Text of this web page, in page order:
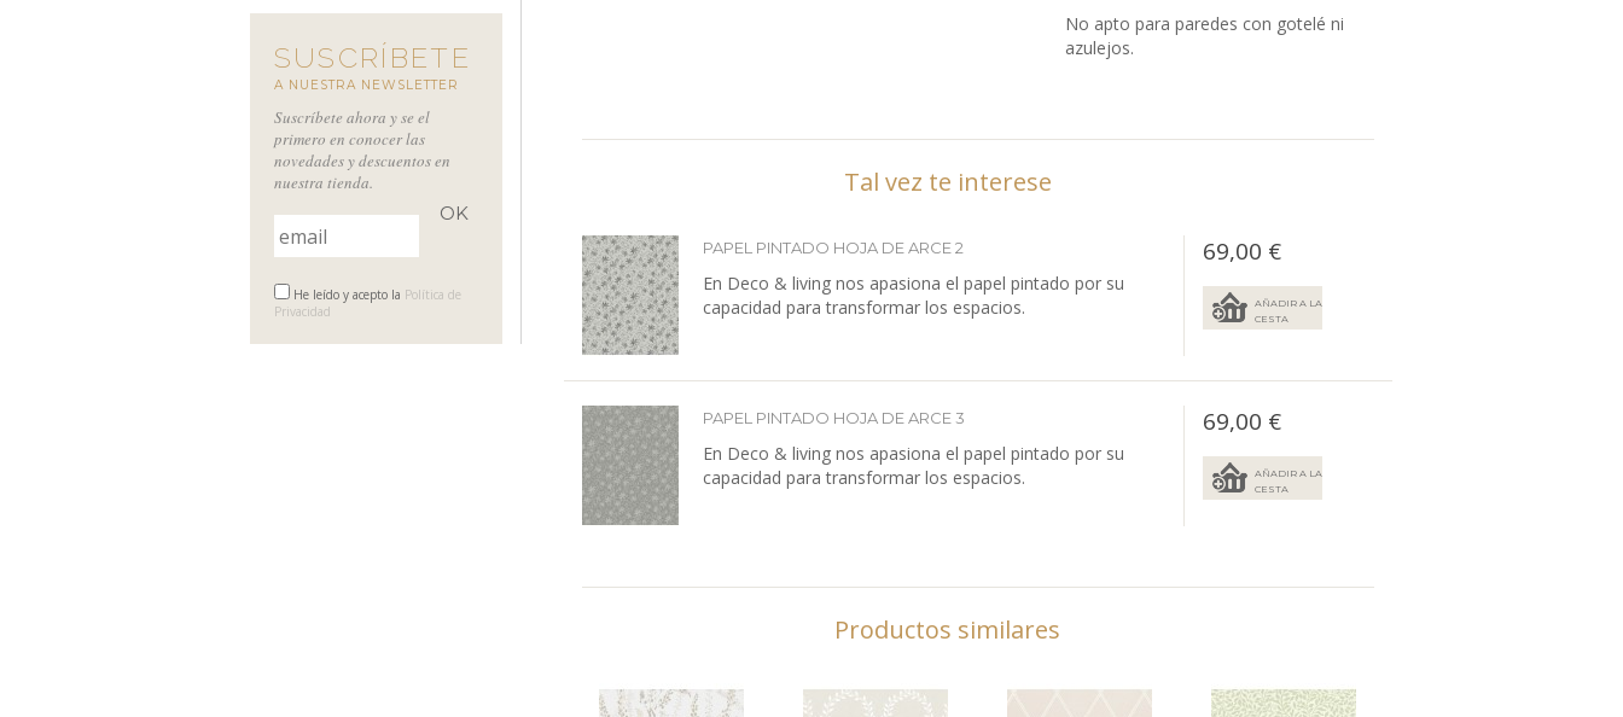
SUSCRÍBETE
A NUESTRA NEWSLETTER
Suscríbete ahora y se el
primero en conocer las
novedades y descuentos en
nuestra tienda.
He leído y acepto la Política de
Privacidad
No apto para paredes con gotelé ni
azulejos.
Tal vez te interese
PAPEL PINTADO HOJA DE ARCE 2
En Deco & living nos apasiona el papel pintado por su
capacidad para transformar los espacios.
69,00 €
AÑADIR A LA
CESTA
PAPEL PINTADO HOJA DE ARCE 3
En Deco & living nos apasiona el papel pintado por su
capacidad para transformar los espacios.
69,00 €
AÑADIR A LA
CESTA
Productos similares